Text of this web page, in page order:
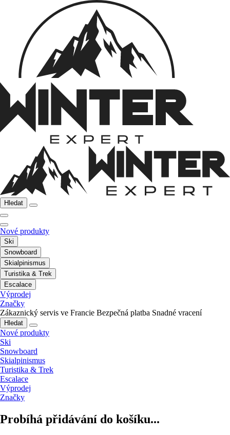
Hledat
Nové produkty
Ski
Snowboard
Skialpinismus
Turistika & Trek
Escalace
Výprodej
Značky
Zákaznický servis ve Francie Bezpečná platba Snadné vracení
Hledat
Nové produkty
Ski
Snowboard
Skialpinismus
Turistika & Trek
Escalace
Výprodej
Značky
Probíhá přidávání do košíku...